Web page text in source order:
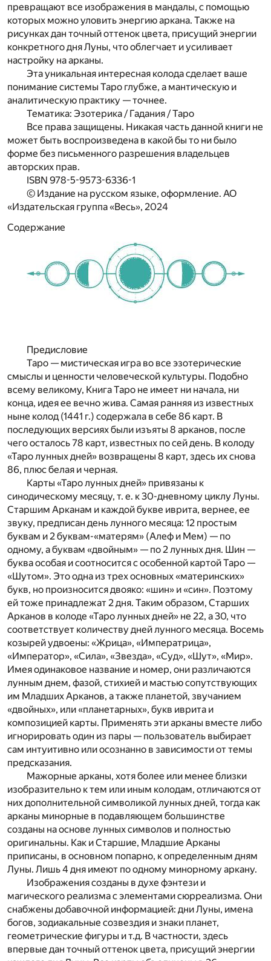
превращают все изображения в мандалы, с помощью
которых можно уловить энергию аркана. Также на
рисунках дан точный оттенок цвета, присущий энергии
конкретного дня Луны, что облегчает и усиливает
настройку на арканы.
Эта уникальная интересная колода сделает ваше
понимание системы Таро глубже, а мантическую и
аналитическую практику — точнее.
Тематика: Эзотерика / Гадания / Таро
Все права защищены. Никакая часть данной книги не
может быть воспроизведена в какой бы то ни было
форме без письменного разрешения владельцев
авторских прав.
ISBN 978-5-9573-6336-1
© Издание на русском языке, оформление. АО
«Издательская группа «Весь», 2024
Содержание
Предисловие
Таро — мистическая игра во все эзотерические
смыслы и ценности человеческой культуры. Подобно
всему великому, Книга Таро не имеет ни начала, ни
конца, идея ее вечно жива. Самая ранняя из известных
ныне колод (1441 г.) содержала в себе 86 карт. В
последующих версиях были изъяты 8 арканов, после
чего осталось 78 карт, известных по сей день. В колоду
«Таро лунных дней» возвращены 8 карт, здесь их снова
86, плюс белая и черная.
Карты «Таро лунных дней» привязаны к
синодическому месяцу, т. е. к 30-дневному циклу Луны.
Старшим Арканам и каждой букве иврита, вернее, ее
звуку, предписан день лунного месяца: 12 простым
буквам и 2 буквам-«матерям» (Алеф и Мем) — по
одному, а буквам «двойным» — по 2 лунных дня. Шин —
буква особая и соотносится с особенной картой Таро —
«Шутом». Это одна из трех основных «материнских»
букв, но произносится двояко: «шин» и «син». Поэтому
ей тоже принадлежат 2 дня. Таким образом, Старших
Арканов в колоде «Таро лунных дней» не 22, а 30, что
соответствует количеству дней лунного месяца. Восемь
козырей удвоены: «Жрица», «Императрица»,
«Император», «Сила», «Звезда», «Суд», «Шут», «Мир».
Имея одинаковое название и номер, они различаются
лунным днем, фазой, стихией и мастью сопутствующих
им Младших Арканов, а также планетой, звучанием
«двойных», или «планетарных», букв иврита и
композицией карты. Применять эти арканы вместе либо
игнорировать один из пары — пользователь выбирает
сам интуитивно или осознанно в зависимости от темы
предсказания.
Мажорные арканы, хотя более или менее близки
изобразительно к тем или иным колодам, отличаются от
них дополнительной символикой лунных дней, тогда как
арканы минорные в подавляющем большинстве
созданы на основе лунных символов и полностью
оригинальны. Как и Старшие, Младшие Арканы
приписаны, в основном попарно, к определенным дням
Луны. Лишь 4 дня имеют по одному минорному аркану.
Изображения созданы в духе фэнтези и
магического реализма с элементами сюрреализма. Они
снабжены добавочной информацией: дни Луны, имена
богов, зодиакальные созвездия и знаки планет,
геометрические фигуры и т.д. В частности, здесь
впервые дан точный оттенок цвета, присущий энергии